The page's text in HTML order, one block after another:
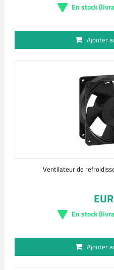
En stock
Ajouter
Ventilateur de
En stock
Ajouter